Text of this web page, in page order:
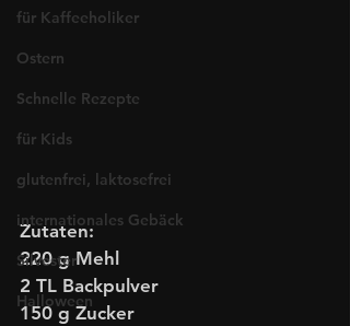
für Kaffeeholiker
Ostern
Schnelle Rezepte
für Kids
glutenfrei, laktosefrei
internationales Gebäck
Silvester
Halloween
Zutaten:
220 g Mehl
2 TL Backpulver
150 g Zucker